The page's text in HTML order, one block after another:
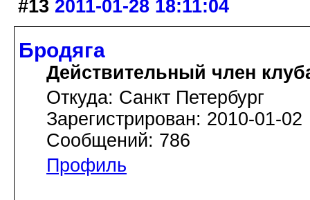
#13 2011-01-28 18:11:04
Бродяга
Действительный член
Откуда: Санкт Петербург
Зарегистрирован: 2010-01-02
Сообщений: 786
Профиль